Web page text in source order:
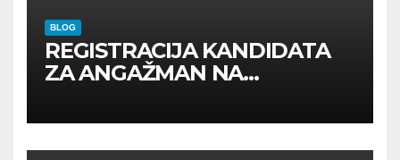
BLOG
REGISTRACIJA KANDIDATA
ZA ANGAŽMAN NA